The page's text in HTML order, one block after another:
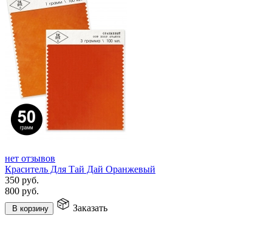
нет отзывов
Краситель Для Тай Дай Оранжевый
350 руб.
800 руб.
В корзину Заказать